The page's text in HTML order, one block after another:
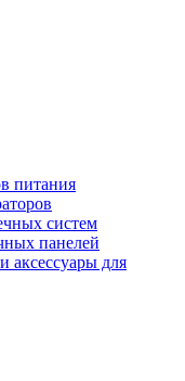
питания
систем
панелей
аксессуары для